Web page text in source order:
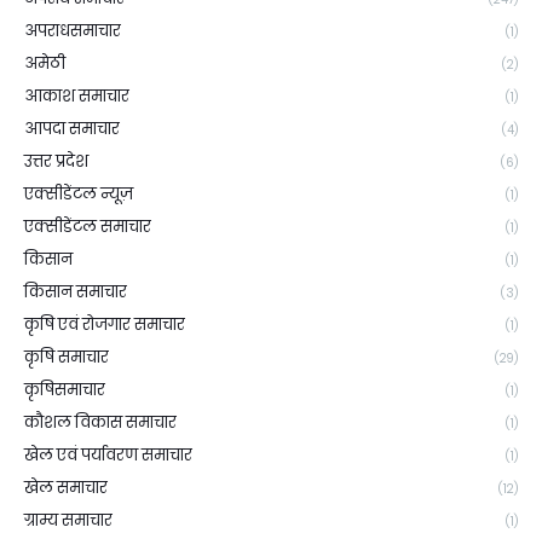
अपराधसमाचार (1)
अमेठी (2)
आकाश समाचार (1)
आपदा समाचार (4)
उत्तर प्रदेश (6)
एक्सीडेंटल न्यूज़ (1)
एक्सीडेंटल समाचार (1)
किसान (1)
किसान समाचार (3)
कृषि एवं रोजगार समाचार (1)
कृषि समाचार (29)
कृषिसमाचार (1)
कौशल विकास समाचार (1)
खेल एवं पर्यावरण समाचार (1)
खेल समाचार (12)
ग्राम्य समाचार (1)